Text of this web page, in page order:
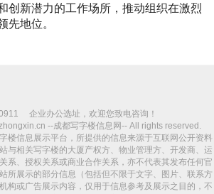
创新潜力的工作场所，推动组织在激烈
先地位。
企业办公选址，欢迎您致电咨询！
--成都写字楼信息网-- All rights reserved.
楼信息展示平台，所提供的信息来源于互联网公开资料
与相关写字楼的大厦产权方、物业管理方、开发商、运
系、授权关系或商业合作关系，亦不代表其发布任何官
所展示的部分信息（包括但不限于文字、图片、联系方
构或广告展示内容，仅用于信息参考及展示之目的，不